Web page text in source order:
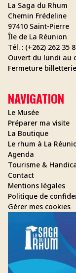
La Saga du Rhum
Chemin Frédeline
97410 Saint-Pierre
Île de La Réunion
Tél. : (+262) 262 35
Ouvert du lundi au
Fermeture
NAVIGATION
Le Musée
Préparer ma visite
La Boutique
Le rhum à La
Agenda
Tourisme &
Contact
Mentions légales
Politique de
Gérer mes cookies